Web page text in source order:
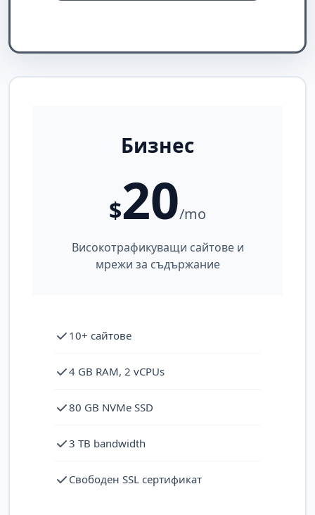
Бизнес
$20/mo
Високотрафикуващи сайтове и
мрежи за съдържание
10+ сайтове
4 GB RAM, 2 vCPUs
80 GB NVMe SSD
3 TB bandwidth
Свободен SSL сертификат